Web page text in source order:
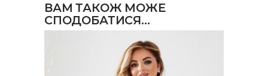
ВАМ ТАКОЖ МОЖЕ
СПОДОБАТИСЯ…